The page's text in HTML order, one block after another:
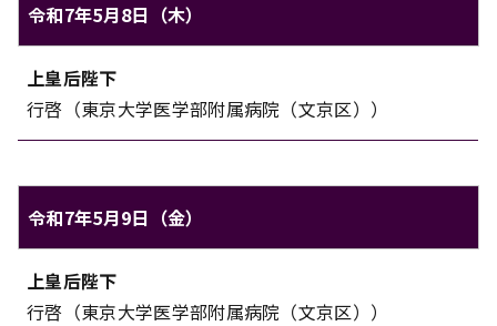
令和7年5月8日（木）
対象 内容
上皇后陛下
行啓（東京大学医学部附属病院（文京区））
令和7年5月9日（金）
対象 内容
上皇后陛下
行啓（東京大学医学部附属病院（文京区））